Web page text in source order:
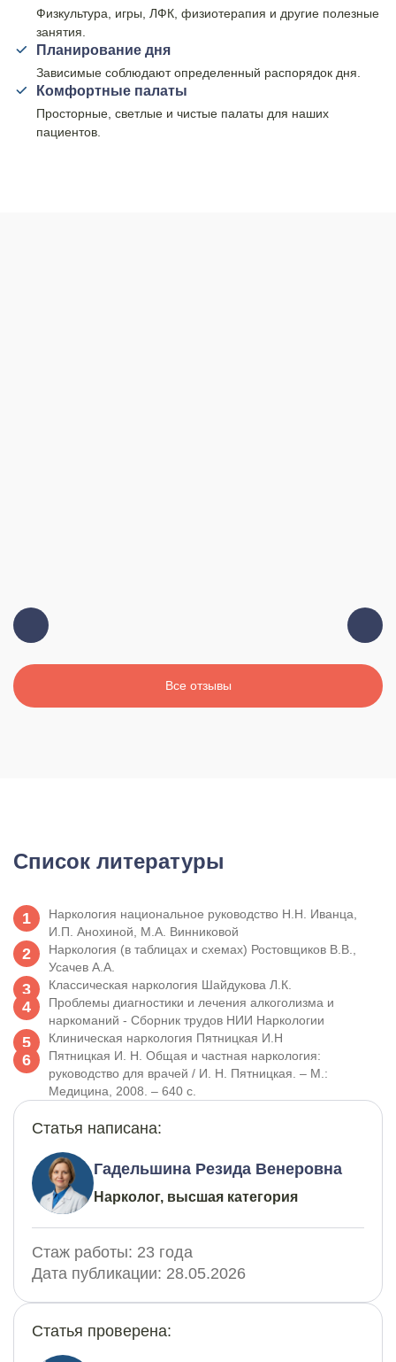
Физкультура, игры, ЛФК, физиотерапия и другие полезные
занятия.
Планирование дня
Зависимые соблюдают определенный распорядок дня.
Комфортные палаты
Просторные, светлые и чистые палаты для наших
пациентов.
Все отзывы
Список литературы
Наркология национальное руководство Н.Н. Иванца,
И.П. Анохиной, М.А. Винниковой
Наркология (в таблицах и схемах) Ростовщиков В.В.,
Усачев А.А.
Классическая наркология Шайдукова Л.К.
Проблемы диагностики и лечения алкоголизма и
наркоманий - Сборник трудов НИИ Наркологии
Клиническая наркология Пятницкая И.Н
Пятницкая И. Н. Общая и частная наркология:
руководство для врачей / И. Н. Пятницкая. – М.:
Медицина, 2008. – 640 с.
Статья написана:
Гадельшина Резида Венеровна
Нарколог, высшая категория
Стаж работы: 23 года
Дата публикации: 28.05.2026
Статья проверена: